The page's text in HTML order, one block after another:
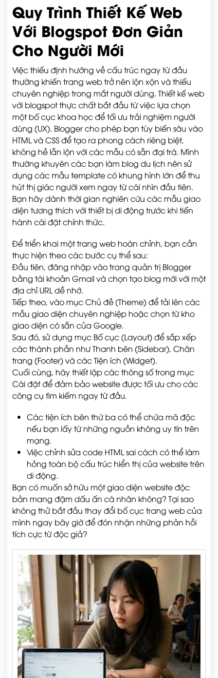
Quy Trình Thiết Kế Web
Với Blogspot Đơn Giản
Cho Người Mới
Việc thiếu định hướng về cấu trúc ngay từ đầu
thường khiến trang web trở nên lộn xộn và thiếu
chuyên nghiệp trong mắt người dùng. Thiết kế web
với blogspot thực chất bắt đầu từ việc lựa chọn
một bố cục khoa học để tối ưu trải nghiệm người
dùng (UX). Blogger cho phép bạn tùy biến sâu vào
HTML và CSS để tạo ra phong cách riêng biệt,
không hề lẫn lộn với các mẫu có sẵn đại trà. Mình
thường khuyên các bạn làm blog du lịch nên sử
dụng các mẫu template có khung hình lớn để thu
hút thị giác người xem ngay từ cái nhìn đầu tiên.
Bạn hãy dành thời gian nghiên cứu các mẫu giao
diện tương thích với thiết bị di động trước khi tiến
hành cài đặt chính thức.
Để triển khai một trang web hoàn chỉnh, bạn cần
thực hiện theo các bước cụ thể sau:
Đầu tiên, đăng nhập vào trang quản trị Blogger
bằng tài khoản Gmail và chọn tạo blog mới với một
địa chỉ URL dễ nhớ.
Tiếp theo, vào mục Chủ đề (Theme) để tải lên các
mẫu giao diện chuyên nghiệp hoặc chọn từ kho
giao diện có sẵn của Google.
Sau đó, sử dụng mục Bố cục (Layout) để sắp xếp
các thành phần như Thanh bên (Sidebar), Chân
trang (Footer) và các Tiện ích (Widget).
Cuối cùng, hãy thiết lập các thông số trong mục
Cài đặt để đảm bảo website được tối ưu cho các
công cụ tìm kiếm ngay từ đầu.
Các tiện ích bên thứ ba có thể chứa mã độc
nếu bạn lấy từ những nguồn không uy tín trên
mạng.
Việc chỉnh sửa code HTML sai cách có thể làm
hỏng toàn bộ cấu trúc hiển thị của website trên
di động.
Bạn có muốn sở hữu một giao diện website độc
bản mang đậm dấu ấn cá nhân không? Tại sao
không thử bắt đầu thay đổi bố cục trang web của
mình ngay bây giờ để đón nhận những phản hồi
tích cực từ độc giả?